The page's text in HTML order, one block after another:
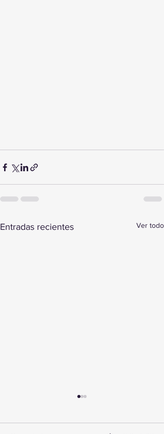
Entradas recientes Ver todo